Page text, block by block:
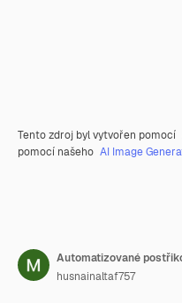
Tento zdroj byl vytvořen pomocí
pomocí našeho AI Image
Automatizované
husnainaltaf757